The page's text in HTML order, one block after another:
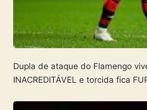
Dupla de ataque do Flamengo
INACREDITÁVEL e torcida fica